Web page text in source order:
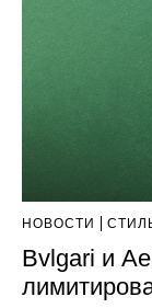
НОВОСТИ
Bvlgari и